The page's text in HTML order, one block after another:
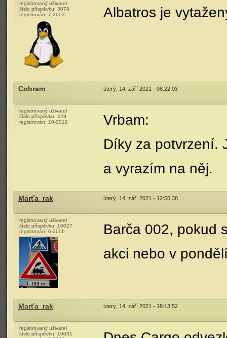
registrovaný uživatel
číslo příspěvku: 3078
registrován: 7-2003 Albatros je
Cobram úterý, 14. září 2021 - 08:22:03
registrovaný uživatel
číslo příspěvku: 428
registrován: 10-2019
Vrbam:
Díky za potvrzení.
a vyrazím na něj.
Marťa_rak úterý, 14. září 2021 - 12:55:38
registrovaný uživatel
číslo příspěvku: 10027
registrován: 6-2006
Barča 002, pokud
akci nebo v
Marťa_rak úterý, 14. září 2021 - 18:13:52
registrovaný uživatel
číslo příspěvku: 10031